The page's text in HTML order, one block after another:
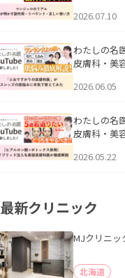
医師が明か
公開いたし
2026.07.10
わたしの名
皮膚科・美
ッズの肌悩
た。
2026.06.05
わたしの名
皮膚科・美
用】ハイブ
2026.05.22
最新クリニック
MJクリニッ
北海道